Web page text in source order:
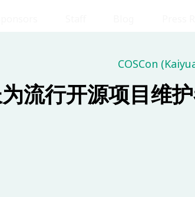
Day 2 (8/
COSCon
流行开源项目维